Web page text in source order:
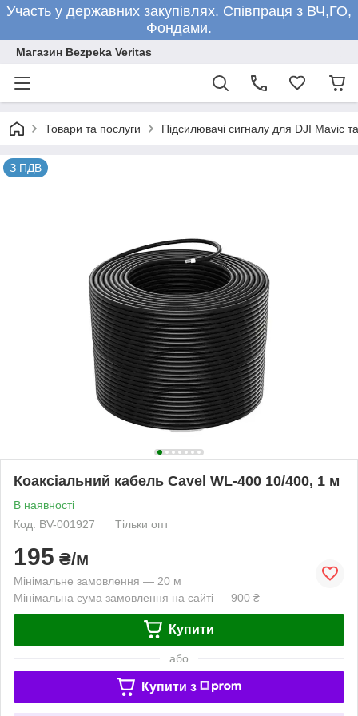
Участь у державних закупівлях. Співпраця з ВЧ,ГО,
Фондами.
Магазин Bezpeka Veritas
Товари та послуги Підсилювачі сигналу для DJI Mavic
З ПДВ
Коаксіальний кабель Cavel WL-400 10/400, 1 м
В наявності
Код: BV-001927
Тільки опт
195 ₴/м
Мінімальне замовлення — 20 м
Мінімальна сума замовлення на сайті — 900 ₴
Купити
або
Купити з